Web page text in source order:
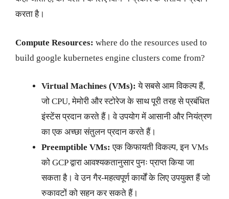
करता है।
Compute Resources: where do the resources used to
build google kubernetes engine clusters come from?
Virtual Machines (VMs): ये सबसे आम विकल्प हैं,
जो CPU, मेमोरी और स्टोरेज के साथ पूरी तरह से प्रबंधित
इंस्टेंस प्रदान करते हैं। वे उपयोग में आसानी और नियंत्रण
का एक अच्छा संतुलन प्रदान करते हैं।
Preemptible VMs: एक किफायती विकल्प, इन VMs
को GCP द्वारा आवश्यकतानुसार पुनः प्राप्त किया जा
सकता है। वे उन गैर-महत्वपूर्ण कार्यों के लिए उपयुक्त हैं जो
रुकावटों को सहन कर सकते हैं।